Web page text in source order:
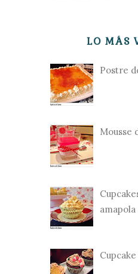
LO MÁS
Postre
Mousse
amapola